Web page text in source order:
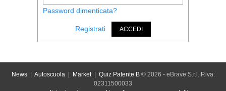
Password dimenticata?
Registrati ACCEDI
News| Autoscuola| Market| Quiz Patente B© 2026 - eBrave S.r.l. P.iva:
02311500033